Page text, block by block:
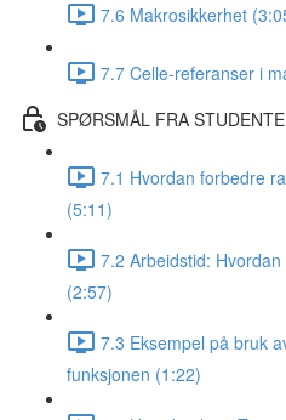
7.6 Makrosikkerhet
7.7 Celle-referanser i
SPØRSMÅL FRA
7.1 Hvordan forbedre
(5:11)
7.2 Arbeidstid:
(2:57)
7.3 Eksempel på bruk
funksjonen (1:22)